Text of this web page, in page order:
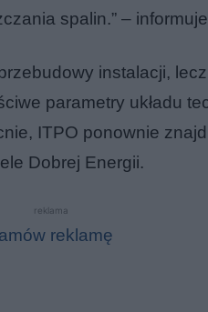
spalin.” –
instalacji,
parametry układu
ITPO ponownie
Dobrej Energii.
reklama
reklamę